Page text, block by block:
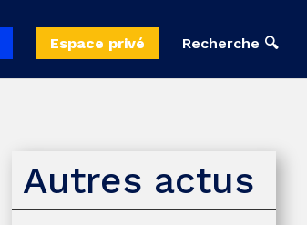
Espace privé Recherche 🔍
Autres actus